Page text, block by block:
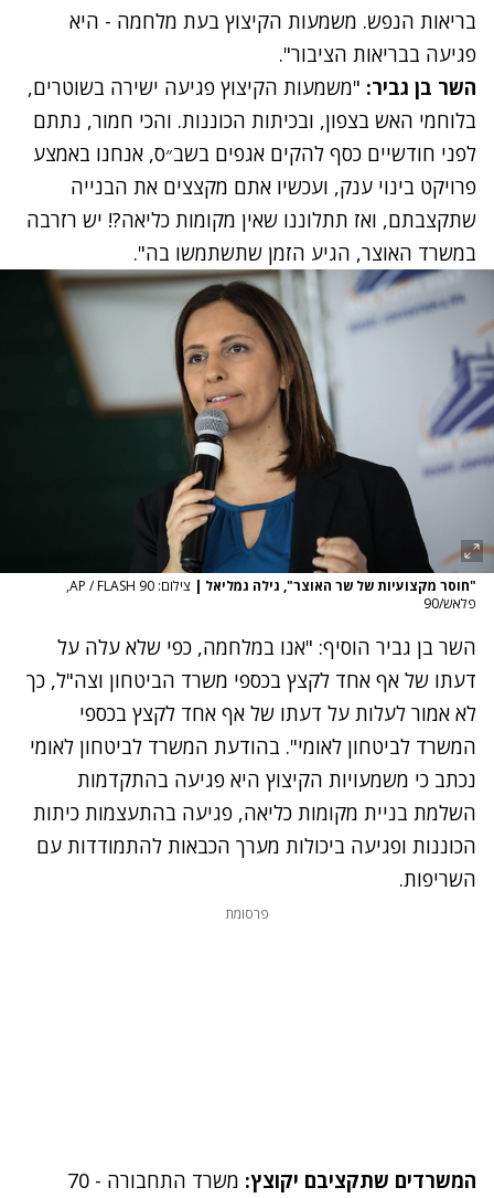
בריאות הנפש. משמעות הקיצוץ בעת מלחמה - היא
פגיעה בבריאות הציבור".
השר בן גביר: "משמעות הקיצוץ פגיעה ישירה בשוטרים,
בלוחמי האש בצפון, ובכיתות הכוננות. והכי חמור, נתתם
לפני חודשיים כסף להקים אגפים בשב״ס, אנחנו באמצע
פרויקט בינוי ענק, ועכשיו אתם מקצצים את הבנייה
שתקצבתם, ואז תתלוננו שאין מקומות כליאה?! יש רזרבה
במשרד האוצר, הגיע הזמן שתשתמשו בה".
"חוסר מקצועיות של שר האוצר", גילה גמליאל |
צילום: AP / FLASH 90,
פלאש/90
השר בן גביר הוסיף: "אנו במלחמה, כפי שלא עלה על
דעתו של אף אחד לקצץ בכספי משרד הביטחון וצה"ל, כך
לא אמור לעלות על דעתו של אף אחד לקצץ בכספי
המשרד לביטחון לאומי". בהודעת המשרד לביטחון לאומי
נכתב כי משמעויות הקיצוץ היא פגיעה בהתקדמות
השלמת בניית מקומות כליאה, פגיעה בהתעצמות כיתות
הכוננות ופגיעה ביכולות מערך הכבאות להתמודדות עם
השריפות.
פרסומת
המשרדים שתקציבם יקוצץ:
משרד התחבורה - 70